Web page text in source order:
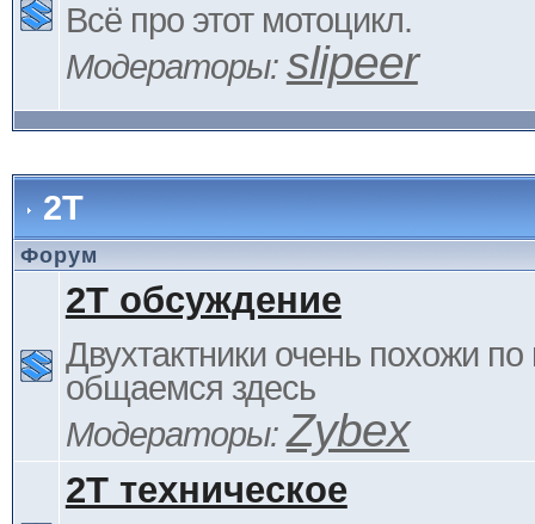
Всё про этот мотоцикл.
Модераторы: slipeer
2Т
Форум
2Т обсуждение
Двухтактники очень похожи по
общаемся здесь
Модераторы:Zybex
2Т техническое